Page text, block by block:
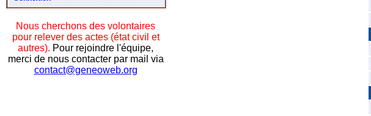
Nous cherchons des volontaires
pour relever des actes (état civil et
autres). Pour rejoindre l'équipe,
merci de nous contacter par mail via
contact@geneoweb.org